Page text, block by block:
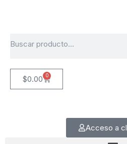
$0.00 0
Cart
Acceso a